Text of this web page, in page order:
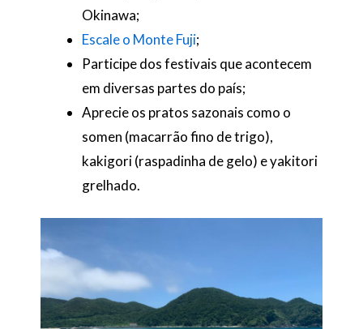
Okinawa;
Escale o Monte Fuji;
Participe dos festivais que acontecem
em diversas partes do país;
Aprecie os pratos sazonais como o
somen (macarrão fino de trigo),
kakigori (raspadinha de gelo) e yakitori
grelhado.